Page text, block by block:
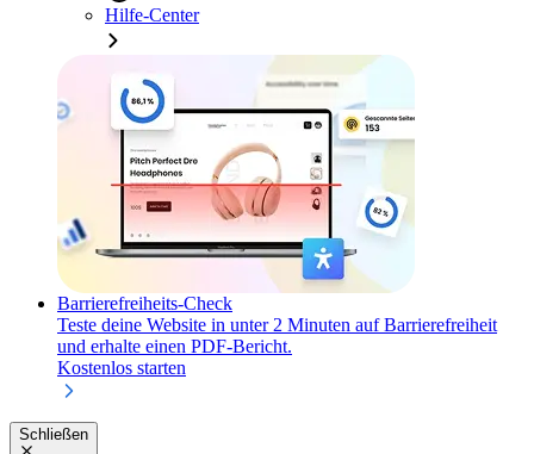
Hilfe-Center
Barrierefreiheits-Check
Teste deine Website in unter 2 Minuten auf Barrierefreiheit
und erhalte einen PDF-Bericht.
Kostenlos starten
Schließen